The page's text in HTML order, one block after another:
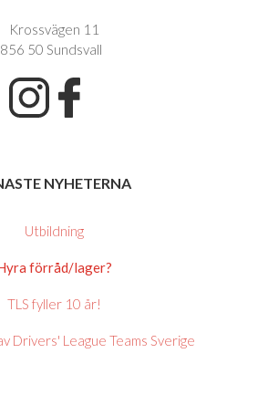
Krossvägen 11
856 50 Sundsvall
NYHETERNA
Utbildning
förråd/lager?
TLS fyller 10 år!
Drivers' League Teams Sverige